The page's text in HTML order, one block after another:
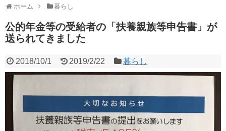
ホーム 暮らし
公的年金等の受給者の「扶養親族等申告書」が
送られてきました
2018/10/1 2019/2/22 暮らし